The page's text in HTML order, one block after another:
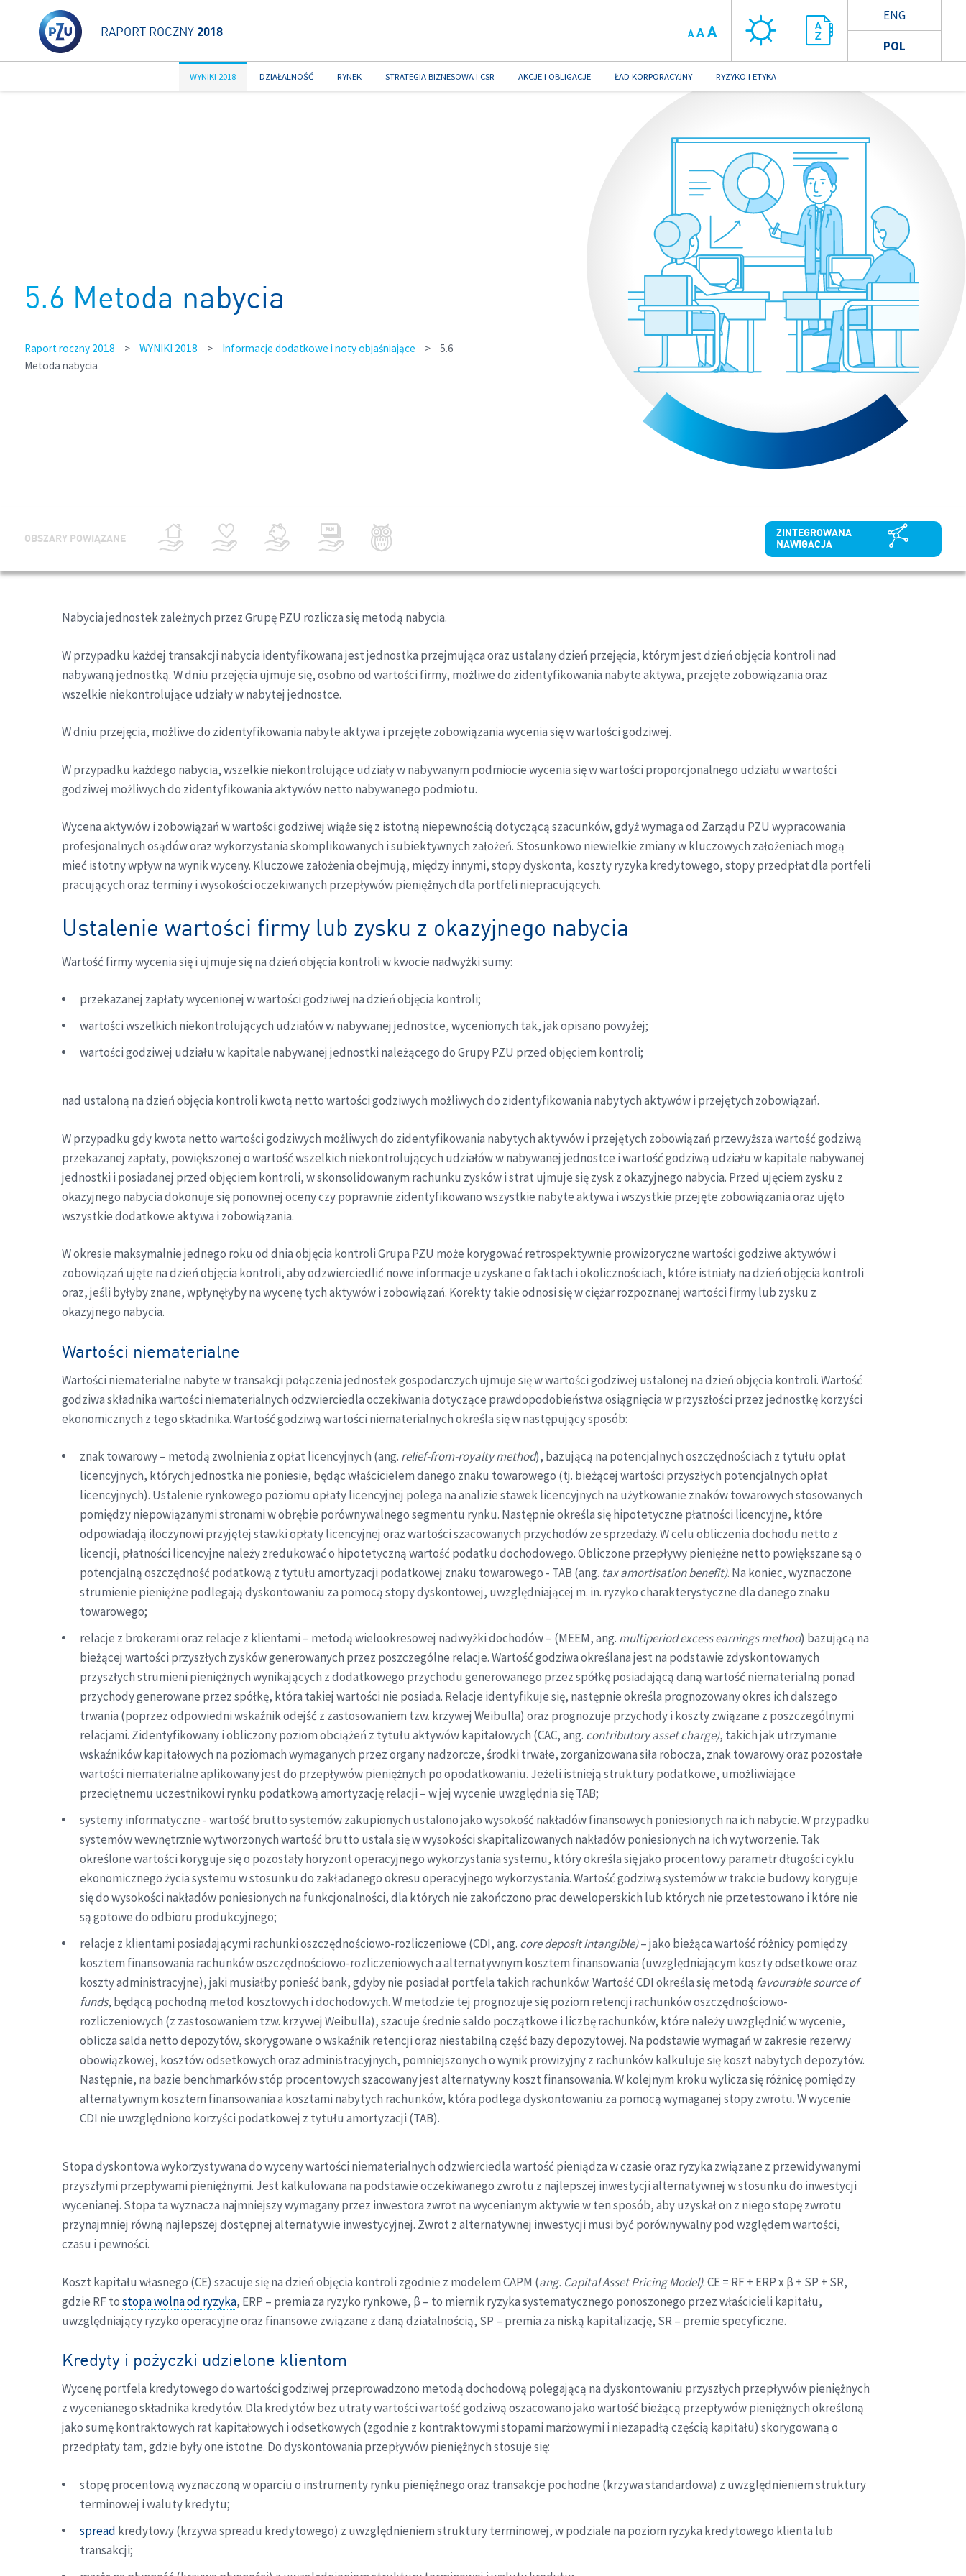
RAPORT ROCZNY 2018
ENG
POL
A A A
WYNIKI 2018 DZIAŁALNOŚĆ RYNEK STRATEGIA BIZNESOWA I CSR AKCJE I OBLIGACJE ŁAD KORPORACYJNY RYZYKO I ETYKA
5.6 Metoda nabycia
Raport roczny 2018 > WYNIKI 2018 > Informacje dodatkowe i noty objaśniające >
5.6
Metoda nabycia
OBSZARY POWIĄZANE
ZINTEGROWANA
NAWIGACJA
Nabycia jednostek zależnych przez Grupę PZU rozlicza się metodą nabycia.
W przypadku każdej transakcji nabycia identyfikowana jest jednostka przejmująca oraz ustalany dzień przejęcia, którym jest dzień objęcia kontroli nad
nabywaną jednostką. W dniu przejęcia ujmuje się, osobno od wartości firmy, możliwe do zidentyfikowania nabyte aktywa, przejęte zobowiązania oraz
wszelkie niekontrolujące udziały w nabytej jednostce.
W dniu przejęcia, możliwe do zidentyfikowania nabyte aktywa i przejęte zobowiązania wycenia się w wartości godziwej.
W przypadku każdego nabycia, wszelkie niekontrolujące udziały w nabywanym podmiocie wycenia się w wartości proporcjonalnego udziału w wartości
godziwej możliwych do zidentyfikowania aktywów netto nabywanego podmiotu.
Wycena aktywów i zobowiązań w wartości godziwej wiąże się z istotną niepewnością dotyczącą szacunków, gdyż wymaga od Zarządu PZU wypracowania
profesjonalnych osądów oraz wykorzystania skomplikowanych i subiektywnych założeń. Stosunkowo niewielkie zmiany w kluczowych założeniach mogą
mieć istotny wpływ na wynik wyceny. Kluczowe założenia obejmują, między innymi, stopy dyskonta, koszty ryzyka kredytowego, stopy przedpłat dla portfeli
pracujących oraz terminy i wysokości oczekiwanych przepływów pieniężnych dla portfeli niepracujących.
Ustalenie wartości firmy lub zysku z okazyjnego nabycia
Wartość firmy wycenia się i ujmuje się na dzień objęcia kontroli w kwocie nadwyżki sumy:
przekazanej zapłaty wycenionej w wartości godziwej na dzień objęcia kontroli;
wartości wszelkich niekontrolujących udziałów w nabywanej jednostce, wycenionych tak, jak opisano powyżej;
wartości godziwej udziału w kapitale nabywanej jednostki należącego do Grupy PZU przed objęciem kontroli;
nad ustaloną na dzień objęcia kontroli kwotą netto wartości godziwych możliwych do zidentyfikowania nabytych aktywów i przejętych zobowiązań.
W przypadku gdy kwota netto wartości godziwych możliwych do zidentyfikowania nabytych aktywów i przejętych zobowiązań przewyższa wartość godziwą
przekazanej zapłaty, powiększonej o wartość wszelkich niekontrolujących udziałów w nabywanej jednostce i wartość godziwą udziału w kapitale nabywanej
jednostki i posiadanej przed objęciem kontroli, w skonsolidowanym rachunku zysków i strat ujmuje się zysk z okazyjnego nabycia. Przed ujęciem zysku z
okazyjnego nabycia dokonuje się ponownej oceny czy poprawnie zidentyfikowano wszystkie nabyte aktywa i wszystkie przejęte zobowiązania oraz ujęto
wszystkie dodatkowe aktywa i zobowiązania.
W okresie maksymalnie jednego roku od dnia objęcia kontroli Grupa PZU może korygować retrospektywnie prowizoryczne wartości godziwe aktywów i
zobowiązań ujęte na dzień objęcia kontroli, aby odzwierciedlić nowe informacje uzyskane o faktach i okolicznościach, które istniały na dzień objęcia kontroli
oraz, jeśli byłyby znane, wpłynęłyby na wycenę tych aktywów i zobowiązań. Korekty takie odnosi się w ciężar rozpoznanej wartości firmy lub zysku z
okazyjnego nabycia.
Wartości niematerialne
Wartości niematerialne nabyte w transakcji połączenia jednostek gospodarczych ujmuje się w wartości godziwej ustalonej na dzień objęcia kontroli. Wartość
godziwa składnika wartości niematerialnych odzwierciedla oczekiwania dotyczące prawdopodobieństwa osiągnięcia w przyszłości przez jednostkę korzyści
ekonomicznych z tego składnika. Wartość godziwą wartości niematerialnych określa się w następujący sposób:
znak towarowy – metodą zwolnienia z opłat licencyjnych (ang. relief-from-royalty method), bazującą na potencjalnych oszczędnościach z tytułu opłat
licencyjnych, których jednostka nie poniesie, będąc właścicielem danego znaku towarowego (tj. bieżącej wartości przyszłych potencjalnych opłat
licencyjnych). Ustalenie rynkowego poziomu opłaty licencyjnej polega na analizie stawek licencyjnych na użytkowanie znaków towarowych stosowanych
pomiędzy niepowiązanymi stronami w obrębie porównywalnego segmentu rynku. Następnie określa się hipotetyczne płatności licencyjne, które
odpowiadają iloczynowi przyjętej stawki opłaty licencyjnej oraz wartości szacowanych przychodów ze sprzedaży. W celu obliczenia dochodu netto z
licencji, płatności licencyjne należy zredukować o hipotetyczną wartość podatku dochodowego. Obliczone przepływy pieniężne netto powiększane są o
potencjalną oszczędność podatkową z tytułu amortyzacji podatkowej znaku towarowego - TAB (ang. tax amortisation benefit). Na koniec, wyznaczone
strumienie pieniężne podlegają dyskontowaniu za pomocą stopy dyskontowej, uwzględniającej m. in. ryzyko charakterystyczne dla danego znaku
towarowego;
relacje z brokerami oraz relacje z klientami – metodą wielookresowej nadwyżki dochodów – (MEEM, ang. multiperiod excess earnings method) bazującą na
bieżącej wartości przyszłych zysków generowanych przez poszczególne relacje. Wartość godziwa określana jest na podstawie zdyskontowanych
przyszłych strumieni pieniężnych wynikających z dodatkowego przychodu generowanego przez spółkę posiadającą daną wartość niematerialną ponad
przychody generowane przez spółkę, która takiej wartości nie posiada. Relacje identyfikuje się, następnie określa prognozowany okres ich dalszego
trwania (poprzez odpowiedni wskaźnik odejść z zastosowaniem tzw. krzywej Weibulla) oraz prognozuje przychody i koszty związane z poszczególnymi
relacjami. Zidentyfikowany i obliczony poziom obciążeń z tytułu aktywów kapitałowych (CAC, ang. contributory asset charge), takich jak utrzymanie
wskaźników kapitałowych na poziomach wymaganych przez organy nadzorcze, środki trwałe, zorganizowana siła robocza, znak towarowy oraz pozostałe
wartości niematerialne aplikowany jest do przepływów pieniężnych po opodatkowaniu. Jeżeli istnieją struktury podatkowe, umożliwiające
przeciętnemu uczestnikowi rynku podatkową amortyzację relacji – w jej wycenie uwzględnia się TAB;
systemy informatyczne - wartość brutto systemów zakupionych ustalono jako wysokość nakładów finansowych poniesionych na ich nabycie. W przypadku
systemów wewnętrznie wytworzonych wartość brutto ustala się w wysokości skapitalizowanych nakładów poniesionych na ich wytworzenie. Tak
określone wartości koryguje się o pozostały horyzont operacyjnego wykorzystania systemu, który określa się jako procentowy parametr długości cyklu
ekonomicznego życia systemu w stosunku do zakładanego okresu operacyjnego wykorzystania. Wartość godziwą systemów w trakcie budowy koryguje
się do wysokości nakładów poniesionych na funkcjonalności, dla których nie zakończono prac deweloperskich lub których nie przetestowano i które nie
są gotowe do odbioru produkcyjnego;
relacje z klientami posiadającymi rachunki oszczędnościowo-rozliczeniowe (CDI, ang. core deposit intangible)– jako bieżąca wartość różnicy pomiędzy
kosztem finansowania rachunków oszczędnościowo-rozliczeniowych a alternatywnym kosztem finansowania (uwzględniającym koszty odsetkowe oraz
koszty administracyjne), jaki musiałby ponieść bank, gdyby nie posiadał portfela takich rachunków. Wartość CDI określa się metodą favourable source of
funds, będącą pochodną metod kosztowych i dochodowych. W metodzie tej prognozuje się poziom retencji rachunków oszczędnościowo-
rozliczeniowych (z zastosowaniem tzw. krzywej Weibulla), szacuje średnie saldo początkowe i liczbę rachunków, które należy uwzględnić w wycenie,
oblicza salda netto depozytów, skorygowane o wskaźnik retencji oraz niestabilną część bazy depozytowej. Na podstawie wymagań w zakresie rezerwy
obowiązkowej, kosztów odsetkowych oraz administracyjnych, pomniejszonych o wynik prowizyjny z rachunków kalkuluje się koszt nabytych depozytów.
Następnie, na bazie benchmarków stóp procentowych szacowany jest alternatywny koszt finansowania. W kolejnym kroku wylicza się różnicę pomiędzy
alternatywnym kosztem finansowania a kosztami nabytych rachunków, która podlega dyskontowaniu za pomocą wymaganej stopy zwrotu. W wycenie
CDI nie uwzględniono korzyści podatkowej z tytułu amortyzacji (TAB).
Stopa dyskontowa wykorzystywana do wyceny wartości niematerialnych odzwierciedla wartość pieniądza w czasie oraz ryzyka związane z przewidywanymi
przyszłymi przepływami pieniężnymi. Jest kalkulowana na podstawie oczekiwanego zwrotu z najlepszej inwestycji alternatywnej w stosunku do inwestycji
wycenianej. Stopa ta wyznacza najmniejszy wymagany przez inwestora zwrot na wycenianym aktywie w ten sposób, aby uzyskał on z niego stopę zwrotu
przynajmniej równą najlepszej dostępnej alternatywie inwestycyjnej. Zwrot z alternatywnej inwestycji musi być porównywalny pod względem wartości,
czasu i pewności.
Koszt kapitału własnego (CE) szacuje się na dzień objęcia kontroli zgodnie z modelem CAPM (ang. Capital Asset Pricing Model): CE = RF + ERP x β + SP + SR,
gdzie RF tostopa wolna od ryzyka, ERP – premia za ryzyko rynkowe, β – to miernik ryzyka systematycznego ponoszonego przez właścicieli kapitału,
uwzględniający ryzyko operacyjne oraz finansowe związane z daną działalnością, SP – premia za niską kapitalizację, SR – premie specyficzne.
Kredyty i pożyczki udzielone klientom
Wycenę portfela kredytowego do wartości godziwej przeprowadzono metodą dochodową polegającą na dyskontowaniu przyszłych przepływów pieniężnych
z wycenianego składnika kredytów. Dla kredytów bez utraty wartości wartość godziwą oszacowano jako wartość bieżącą przepływów pieniężnych określoną
jako sumę kontraktowych rat kapitałowych i odsetkowych (zgodnie z kontraktowymi stopami marżowymi i niezapadłą częścią kapitału) skorygowaną o
przedpłaty tam, gdzie były one istotne. Do dyskontowania przepływów pieniężnych stosuje się:
stopę procentową wyznaczoną w oparciu o instrumenty rynku pieniężnego oraz transakcje pochodne (krzywa standardowa) z uwzględnieniem struktury
terminowej i waluty kredytu;
spread kredytowy (krzywa spreadu kredytowego) z uwzględnieniem struktury terminowej, w podziale na poziom ryzyka kredytowego klienta lub
transakcji;